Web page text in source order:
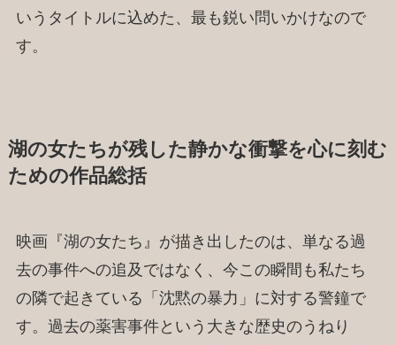
いうタイトルに込めた、最も鋭い問いかけなので
す。
湖の女たちが残した静かな衝撃を心に刻む
ための作品総括
映画『湖の女たち』が描き出したのは、単なる過
去の事件への追及ではなく、今この瞬間も私たち
の隣で起きている「沈黙の暴力」に対する警鐘で
す。過去の薬害事件という大きな歴史のうねり